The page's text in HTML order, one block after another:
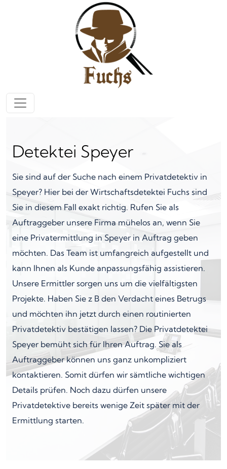
Zum Inhalt springen
Hauptnavigation
Detektei Speyer
Sie sind auf der Suche nach einem Privatdetektiv in
Speyer? Hier bei der Wirtschaftsdetektei Fuchs sind
Sie in diesem Fall exakt richtig. Rufen Sie als
Auftraggeber unsere Firma mühelos an, wenn Sie
eine Privatermittlung in Speyer in Auftrag geben
möchten. Das Team ist umfangreich aufgestellt und
kann Ihnen als Kunde anpassungsfähig assistieren.
Unsere Ermittler sorgen uns um die vielfältigsten
Projekte. Haben Sie z B den Verdacht eines Betrugs
und möchten ihn jetzt durch einen routinierten
Privatdetektiv bestätigen lassen? Die Privatdetektei
Speyer bemüht sich für Ihren Auftrag. Sie als
Auftraggeber können uns ganz unkompliziert
kontaktieren. Somit dürfen wir sämtliche wichtigen
Details prüfen. Noch dazu dürfen unsere
Privatdetektive bereits wenige Zeit später mit der
Ermittlung starten.